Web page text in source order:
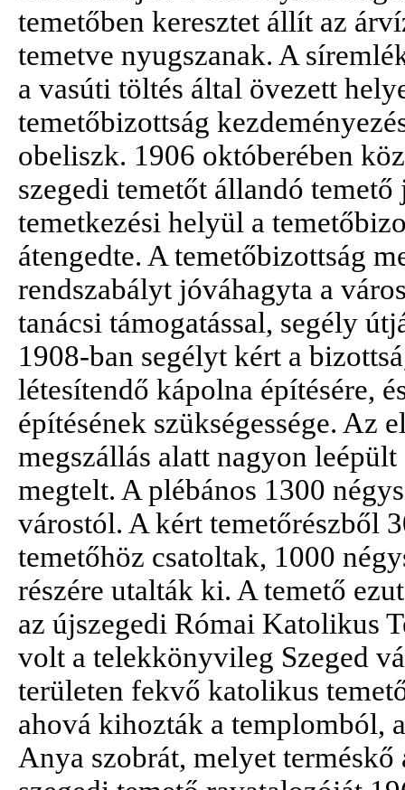
temetőben keresztet állít az
temetve nyugszanak. A
a vasúti töltés által övezett
temetőbizottság
obeliszk. 1906 októberében
szegedi temetőt állandó
temetkezési helyül a
átengedte. A temetőbizottság
rendszabályt jóváhagyta a
tanácsi támogatással, segély
1908-ban segélyt kért a
létesítendő kápolna építésére,
építésének szükségessége. Az
megszállás alatt nagyon
megtelt. A plébános 1300
várostól. A kért temetőrészből
temetőhöz csatoltak, 1000
részére utalták ki. A temető
az újszegedi Római Katolikus
volt a telekkönyvileg Szeged
területen fekvő katolikus
ahová kihozták a templomból,
Anya szobrát, melyet